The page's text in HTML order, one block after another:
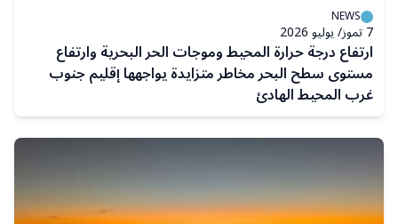
NEWS
7 تموز/ يوليو 2026
ارتفاع درجة حرارة المحيط وموجات الحر البحرية وارتفاع
مستوى سطح البحر مخاطر متزايدة يواجهها إقليم جنوب
غرب المحيط الهادئ